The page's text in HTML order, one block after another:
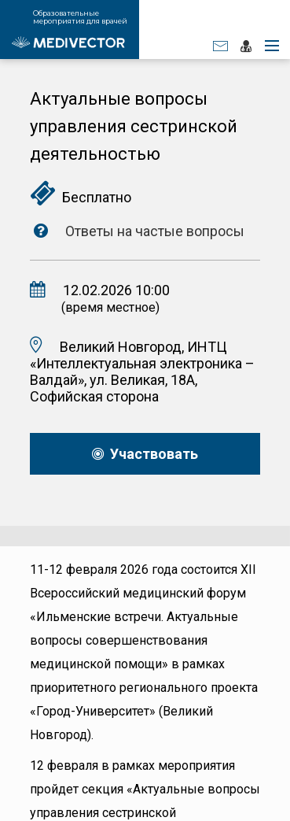
Образовательные
мероприятия для врачей
Актуальные вопросы
управления сестринской
деятельностью
Бесплатно
Ответы на частые вопросы
12.02.2026 10:00
(время местное)
Великий Новгород, ИНТЦ
«Интеллектуальная электроника –
Валдай», ул. Великая, 18А,
Софийская сторона
Участвовать
11-12 февраля 2026 года состоится XII
Всероссийский медицинский форум
«Ильменские встречи. Актуальные
вопросы совершенствования
медицинской помощи» в рамках
приоритетного регионального проекта
«Город-Университет» (Великий
Новгород).
12 февраля в рамках мероприятия
пройдет секция «Актуальные вопросы
управления сестринской